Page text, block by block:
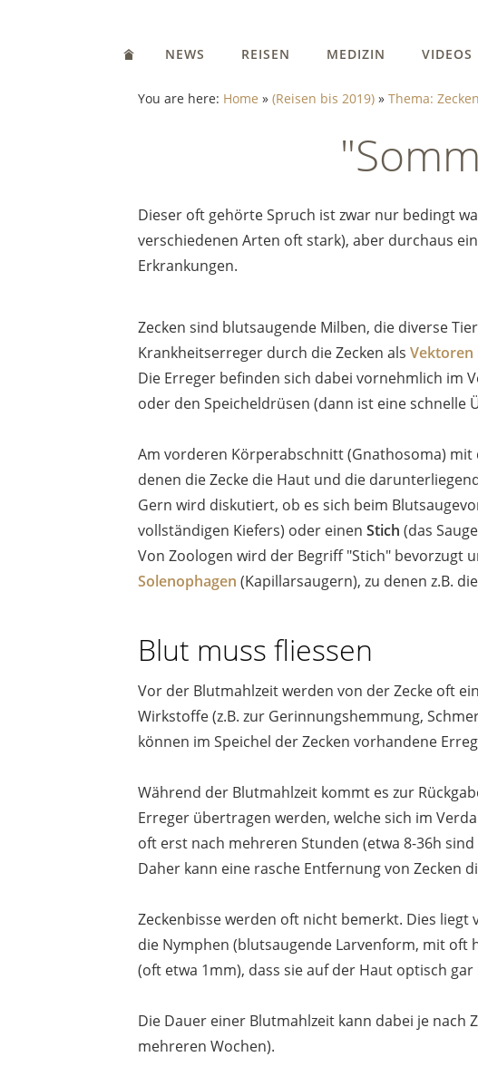
NEWS REISEN MEDIZIN VIDEOS
You are here: Home » (Reisen bis 2019) » Thema: Zecken
Dieser oft gehörte Spruch ist zwar nur bedingt
verschiedenen Arten oft stark), aber durchaus
Erkrankungen.
Zecken sind blutsaugende Milben, die diverse
Krankheitserreger durch die Zecken als Vektoren
Die Erreger befinden sich dabei vornehmlich im
oder den Speicheldrüsen (dann ist eine schnelle
Am vorderen Körperabschnitt (Gnathosoma) mit
denen die Zecke die Haut und die
Gern wird diskutiert, ob es sich beim
vollständigen Kiefers) oder einen Stich (das
Von Zoologen wird der Begriff "Stich" bevorzugt
Solenophagen (Kapillarsaugern), zu denen z.B.
Blut muss fliessen
Vor der Blutmahlzeit werden von der Zecke oft
Wirkstoffe (z.B. zur Gerinnungshemmung,
können im Speichel der Zecken vorhandene
Während der Blutmahlzeit kommt es zur
Erreger übertragen werden, welche sich im
oft erst nach mehreren Stunden (etwa 8-36h
Daher kann eine rasche Entfernung von Zecken
Zeckenbisse werden oft nicht bemerkt. Dies
die Nymphen (blutsaugende Larvenform, mit oft
(oft etwa 1mm), dass sie auf der Haut optisch
Die Dauer einer Blutmahlzeit kann dabei je nach
mehreren Wochen).